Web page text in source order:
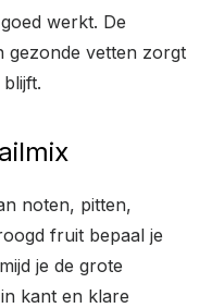
werkt. De
gezonde vetten zorgt
noten, pitten,
fruit bepaal je
je de grote
kant en klare